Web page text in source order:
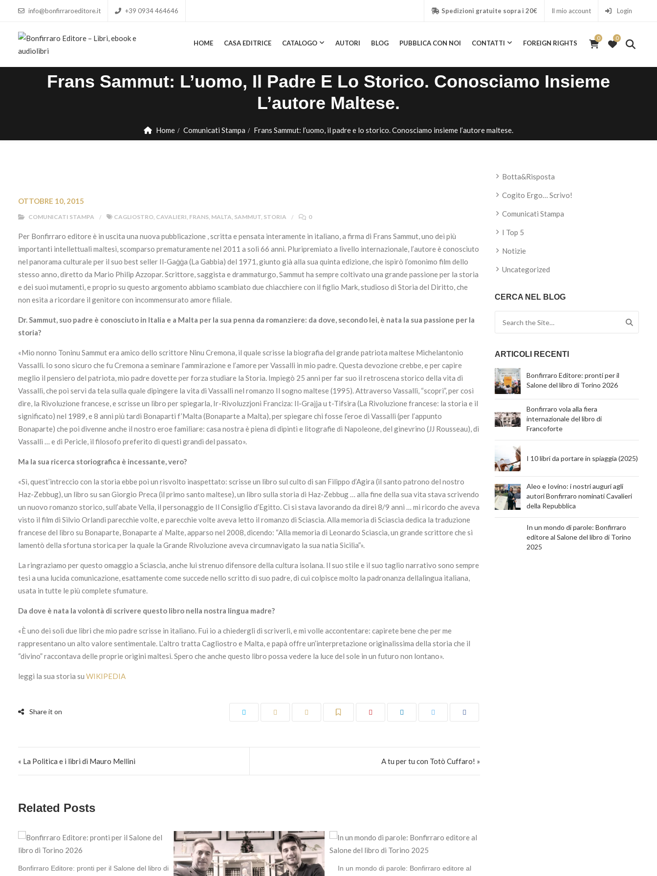
info@bonfirraroeditore.it +39 0934 464646 Spedizioni gratuite sopra i 20€ Il mio account Login
HOME CASA EDITRICE CATALOGO AUTORI BLOG PUBBLICA CON NOI CONTATTI FOREIGN RIGHTS
0
0
0
Frans Sammut: L’uomo, Il Padre E Lo Storico. Conosciamo Insieme
L’autore Maltese.
Home Comunicati Stampa Frans Sammut: l’uomo, il padre e lo storico. Conosciamo insieme l’autore maltese.
OTTOBRE 10, 2015
COMUNICATI STAMPA CAGLIOSTRO, CAVALIERI, FRANS, MALTA, SAMMUT, STORIA 0
Per Bonfirraro editore è in uscita una nuova pubblicazione , scritta e pensata interamente in italiano, a firma di Frans Sammut, uno dei più
importanti intellettuali maltesi, scomparso prematuramente nel 2011 a soli 66 anni. Pluripremiato a livello internazionale, l’autore è conosciuto
nel panorama culturale per il suo best seller Il-Gaġġa (La Gabbia) del 1971, giunto già alla sua quinta edizione, che ispirò l’omonimo film dello
stesso anno, diretto da Mario Philip Azzopar. Scrittore, saggista e drammaturgo, Sammut ha sempre coltivato una grande passione per la storia
e dei suoi mutamenti, e proprio su questo argomento abbiamo scambiato due chiacchiere con il figlio Mark, studioso di Storia del Diritto, che
non esita a ricordare il genitore con incommensurato amore filiale.
Dr. Sammut, suo padre è conosciuto in Italia e a Malta per la sua penna da romanziere: da dove, secondo lei, è nata la sua passione per la
storia?
«Mio nonno Toninu Sammut era amico dello scrittore Ninu Cremona, il quale scrisse la biografia del grande patriota maltese Michelantonio
Vassalli. Io sono sicuro che fu Cremona a seminare l’ammirazione e l’amore per Vassalli in mio padre. Questa devozione crebbe, e per capire
meglio il pensiero del patriota, mio padre dovette per forza studiare la Storia. Impiegò 25 anni per far suo il retroscena storico della vita di
Vassalli, che poi servì da tela sulla quale dipingere la vita di Vassalli nel romanzo Il sogno maltese (1995). Attraverso Vassalli, “scoprì”, per così
dire, la Rivoluzione francese, e scrisse un libro per spiegarla, Ir-Rivoluzzjoni Franciza: Il-Grajja u t-Tifsira (La Rivoluzione francese: la storia e il
significato) nel 1989, e 8 anni più tardi Bonaparti f’Malta (Bonaparte a Malta), per spiegare chi fosse l’eroe di Vassalli (per l’appunto
Bonaparte) che poi divenne anche il nostro eroe familiare: casa nostra è piena di dipinti e litografie di Napoleone, del ginevrino (JJ Rousseau), di
Vassalli … e di Pericle, il filosofo preferito di questi grandi del passato».
Ma la sua ricerca storiografica è incessante, vero?
«Sì, quest’intreccio con la storia ebbe poi un risvolto inaspettato: scrisse un libro sul culto di san Filippo d’Agira (il santo patrono del nostro
Haz-Zebbug), un libro su san Giorgio Preca (il primo santo maltese), un libro sulla storia di Haz-Zebbug … alla fine della sua vita stava scrivendo
un nuovo romanzo storico, sull’abate Vella, il personaggio de Il Consiglio d’Egitto. Ci si stava lavorando da direi 8/9 anni … mi ricordo che aveva
visto il film di Silvio Orlandi parecchie volte, e parecchie volte aveva letto il romanzo di Sciascia. Alla memoria di Sciascia dedica la traduzione
francese del libro su Bonaparte, Bonaparte a’ Malte, apparso nel 2008, dicendo: “Alla memoria di Leonardo Sciascia, un grande scrittore che si
lamentò della sfortuna storica per la quale la Grande Rivoluzione aveva circumnavigato la sua natia Sicilia”».
La ringraziamo per questo omaggio a Sciascia, anche lui strenuo difensore della cultura isolana. Il suo stile e il suo taglio narrativo sono sempre
tesi a una lucida comunicazione, esattamente come succede nello scritto di suo padre, di cui colpisce molto la padronanza dellalingua italiana,
usata in tutte le più complete sfumature.
Da dove è nata la volontà di scrivere questo libro nella nostra lingua madre?
«È uno dei soli due libri che mio padre scrisse in italiano. Fui io a chiedergli di scriverli, e mi volle accontentare: capirete bene che per me
rappresentano un alto valore sentimentale. L’altro tratta Cagliostro e Malta, e papà offre un’interpretazione originalissima della storia che il
“divino” raccontava delle proprie origini maltesi. Spero che anche questo libro possa vedere la luce del sole in un futuro non lontano».
leggi la sua storia su WIKIPEDIA
Navigazione articoli
« La Politica e i libri di Mauro Mellini A tu per tu con Totò Cuffaro! »
Related Posts
Bonfirraro Editore: pronti per il Salone del libro di
In un mondo di parole: Bonfirraro editore al
Botta&Risposta
Cogito Ergo… Scrivo!
Comunicati Stampa
I Top 5
Notizie
Uncategorized
CERCA NEL BLOG
ARTICOLI RECENTI
Bonfirraro Editore: pronti per il
Salone del libro di Torino 2026
Bonfirraro vola alla fiera
internazionale del libro di
Francoforte
I 10 libri da portare in spiaggia (2025)
Aleo e Iovino: i nostri auguri agli
autori Bonfirraro nominati Cavalieri
della Repubblica
In un mondo di parole: Bonfirraro
editore al Salone del libro di Torino
2025